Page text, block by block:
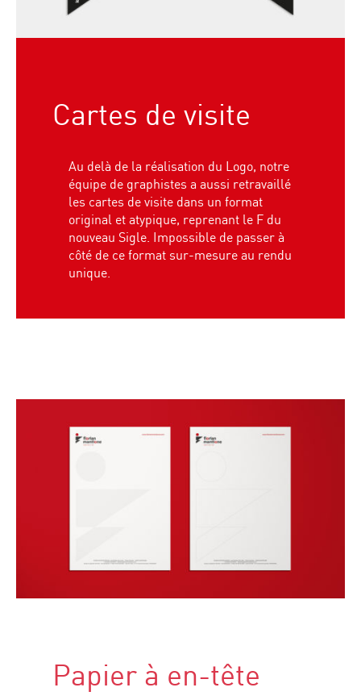
Cartes de visite
Au delà de la réalisation du Logo, notre
équipe de graphistes a aussi retravaillé
les cartes de visite dans un format
original et atypique, reprenant le F du
nouveau Sigle. Impossible de passer à
côté de ce format sur-mesure au rendu
unique.
Papier à en-tête